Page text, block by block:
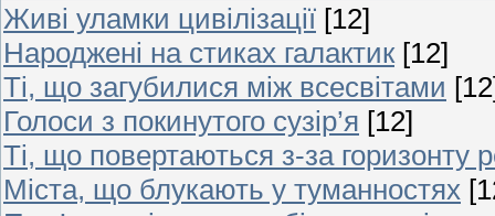
Живі уламки цивілізації [12]
Народжені на стиках галактик [12]
Ті, що загубилися між всесвітами
Голоси з покинутого сузір’я [12]
Ті, що повертаються з-за горизонту
Міста, що блукають у туманностях